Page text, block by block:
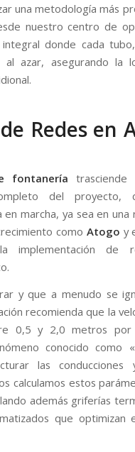
una metodología más
nuestro centro de
donde cada
azar, asegurando la
Redes en
fontanería trasciende
del proyecto,
marcha, ya sea en una
como Atogo y
implementación de
y que a menudo se
recomienda que la
0,5 y 2,0 metros por
conocido como
las conducciones
calculamos estos
además griferías
que optimizan